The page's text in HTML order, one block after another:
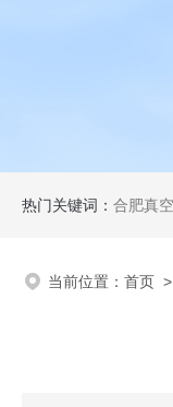
热门关键词： 合肥真空干
当前位置： 首页 >